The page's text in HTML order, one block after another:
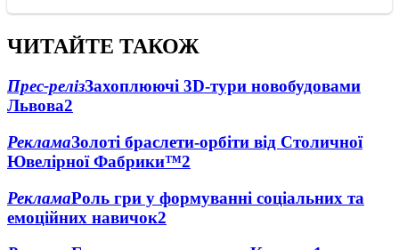
ЧИТАЙТЕ ТАКОЖ
Прес-релізЗахоплюючі 3D-тури новобудовами
Львова2
РекламаЗолоті браслети-орбіти від Столичної
Ювелірної Фабрики™2
РекламаРоль гри у формуванні соціальних та
емоційних навичок2